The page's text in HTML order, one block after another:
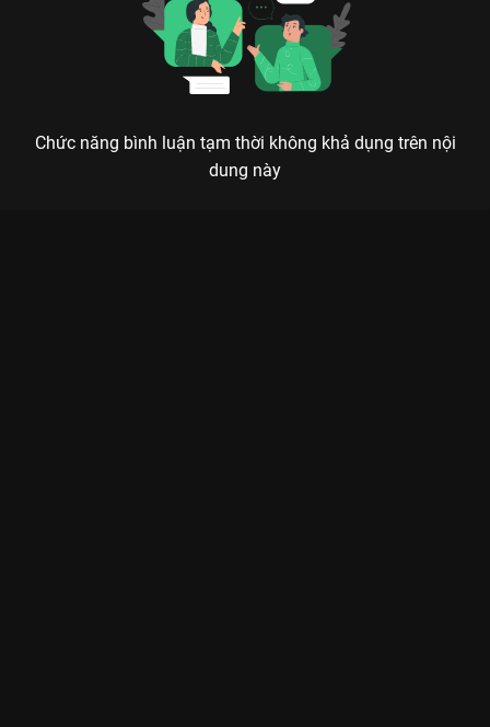
Chức năng bình luận tạm thời không khả dụng trên nội
dung này